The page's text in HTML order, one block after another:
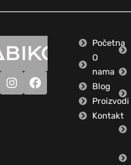
Početna
O
nama
Blog
Proizvodi
Kontakt